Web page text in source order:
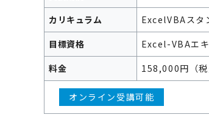
カリキュラム
ExcelVBAスタ
目標資格
Excel-VBAエ
料金
158,000円（税
オンライン受講可能